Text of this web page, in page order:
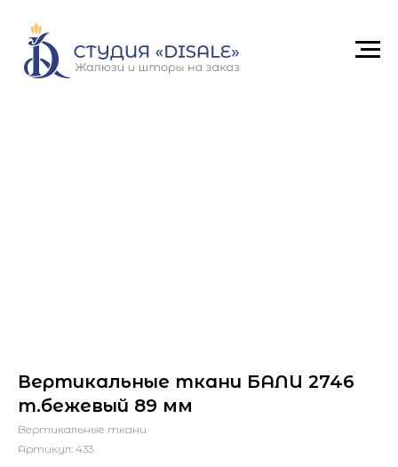
Вертикальные ткани БАЛИ 2746
т.бежевый 89 мм
Вертикальные ткани
Артикул: 433